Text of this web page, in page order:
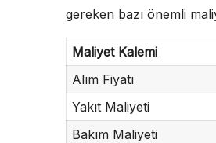
gereken bazı önemli
Maliyet Kalemi
Alım Fiyatı
Yakıt Maliyeti
Bakım Maliyeti